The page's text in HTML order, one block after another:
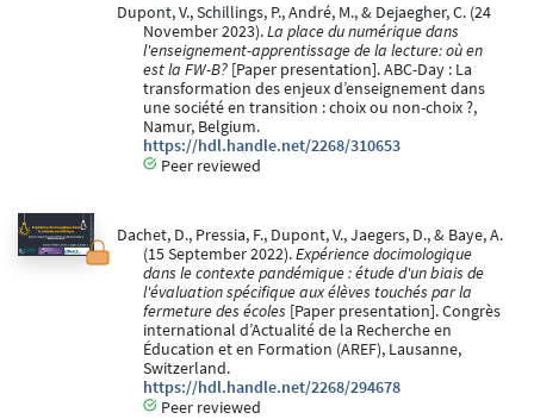
Dupont, V., Schillings, P., André, M., & Dejaegher, C. (24
November 2023).La place du numérique dans
l'enseignement-apprentissage de la lecture: où en
est la FW-B? [Paper presentation]. ABC-Day : La
transformation des enjeux d’enseignement dans
une société en transition : choix ou non-choix ?,
Namur, Belgium.
https://hdl.handle.net/2268/310653
Peer reviewed
Dachet, D., Pressia, F., Dupont, V., Jaegers, D., & Baye, A.
(15 September 2022).Expérience docimologique
dans le contexte pandémique : étude d'un biais de
l'évaluation spécifique aux élèves touchés par la
fermeture des écoles [Paper presentation]. Congrès
international d’Actualité de la Recherche en
Éducation et en Formation (AREF), Lausanne,
Switzerland.
https://hdl.handle.net/2268/294678
Peer reviewed